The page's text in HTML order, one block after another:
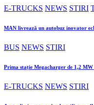
E-TRUCKS NEWS STIRI
MAN livrează un autobuz inovator
BUS NEWS STIRI
Prima stație Megacharger de 1,2
E-TRUCKS NEWS STIRI